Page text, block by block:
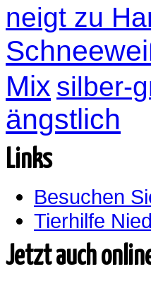
neigt zu
Mix silber-
ängstlich
Links
Besuchen
Tierhilfe
Jetzt auch